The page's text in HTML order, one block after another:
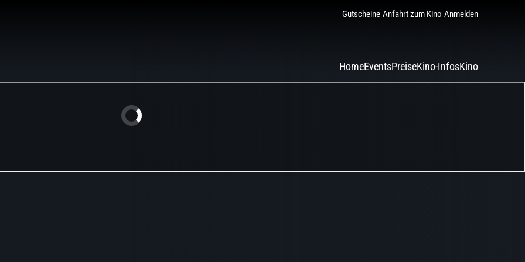
Gutscheine Anfahrt zum Kino Anmelden
HomeEventsPreiseKino-InfosKino